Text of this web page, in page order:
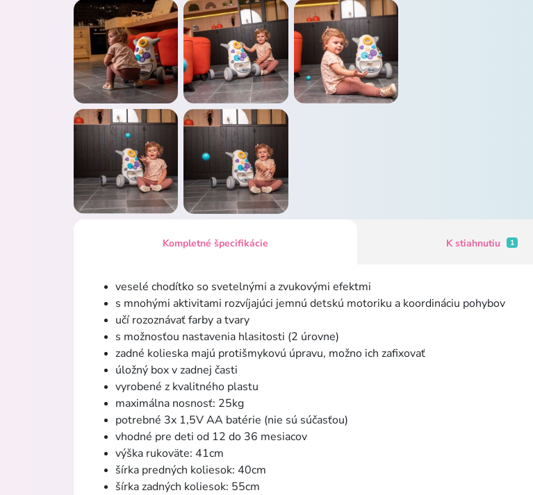
Kompletné špecifikácie K stiahnutiu 1
veselé chodítko so svetelnými a zvukovými efektmi
s mnohými aktivitami rozvíjajúci jemnú detskú motoriku a koordináciu pohybov
učí rozoznávať farby a tvary
s možnosťou nastavenia hlasitosti (2 úrovne)
zadné kolieska majú protišmykovú úpravu, možno ich zafixovať
úložný box v zadnej časti
vyrobené z kvalitného plastu
maximálna nosnosť: 25kg
potrebné 3x 1,5V AA batérie (nie sú súčasťou)
vhodné pre deti od 12 do 36 mesiacov
výška rukoväte: 41cm
šírka predných koliesok: 40cm
šírka zadných koliesok: 55cm